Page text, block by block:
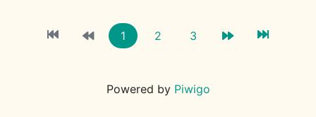
1 2 3
Powered by Piwigo